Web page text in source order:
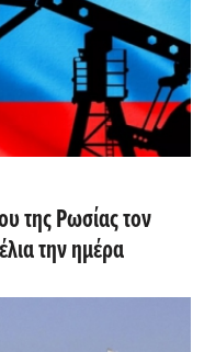
της Ρωσίας τον
την ημέρα